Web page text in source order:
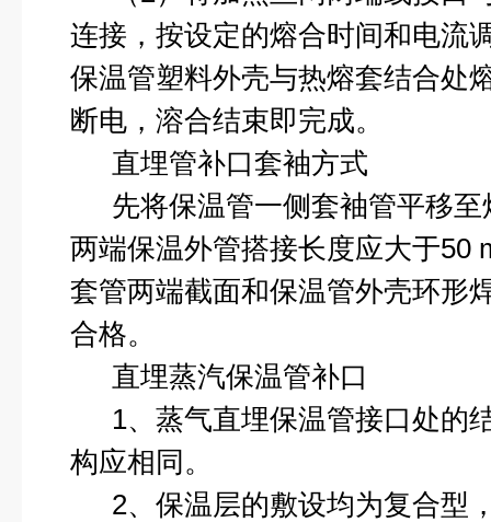
连接，按设定的熔合时间和电流
保温管塑料外壳与热熔套结合处
断电，溶合结束即完成。
直埋管补口套袖方式
先将保温管一侧套袖管平移
两端保温外管搭接长度应大于50
套管两端截面和保温管外壳环形
合格。
直埋蒸汽保温管补口
1、蒸气直埋保温管接口处的
构应相同。
2、保温层的敷设均为复合型